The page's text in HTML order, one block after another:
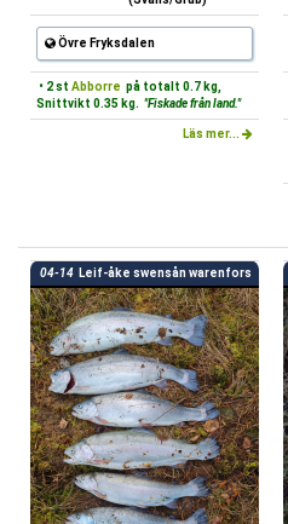
Övre Fryksdalen
• 2 st Abborre på totalt 0.7 kg,
Snittvikt 0.35 kg. "Fiskade från land."
Läs mer...
04-14 Leif-åke swensån warenfors